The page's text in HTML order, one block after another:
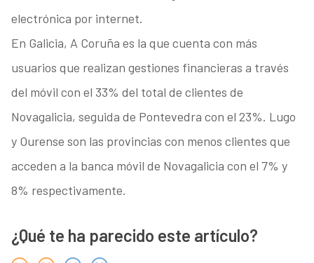
electrónica por internet.
En Galicia, A Coruña es la que cuenta con más
usuarios que realizan gestiones financieras a través
del móvil con el 33% del total de clientes de
Novagalicia, seguida de Pontevedra con el 23%. Lugo
y Ourense son las provincias con menos clientes que
acceden a la banca móvil de Novagalicia con el 7% y
8% respectivamente.
¿Qué te ha parecido este artículo?